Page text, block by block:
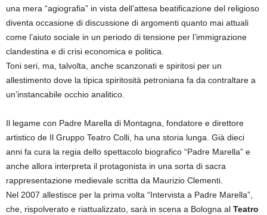
una mera “agiografia” in vista dell’attesa beatificazione del religioso
diventa occasione di discussione di argomenti quanto mai attuali
come l’aiuto sociale in un periodo di tensione per l’immigrazione
clandestina e di crisi economica e politica.
Toni seri, ma, talvolta, anche scanzonati e spiritosi per un
allestimento dove la tipica spiritosità petroniana fa da contraltare a
un’instancabile occhio analitico.
Il legame con Padre Marella di Montagna, fondatore e direttore
artistico de Il Gruppo Teatro Colli, ha una storia lunga. Già dieci
anni fa cura la regia dello spettacolo biografico “Padre Marella” e
anche allora interpreta il protagonista in una sorta di sacra
rappresentazione medievale scritta da Maurizio Clementi.
Nel 2007 allestisce per la prima volta “Intervista a Padre Marella”,
che, rispolverato e riattualizzato, sarà in scena a Bologna al Teatro